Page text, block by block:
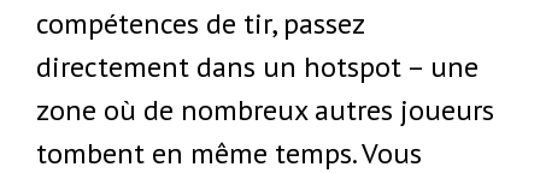
compétences de tir, passez
directement dans un hotspot – une
zone où de nombreux autres joueurs
tombent en même temps. Vous